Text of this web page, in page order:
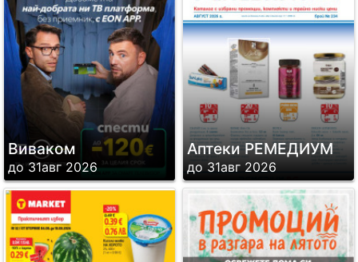
Виваком
до 31авг 2026
Аптеки РЕМЕДИУМ
до 31авг 2026